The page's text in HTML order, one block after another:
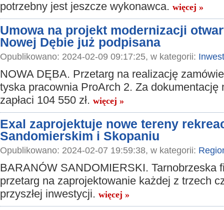
potrzebny jest jeszcze wykonawca. więcej »
Umowa na projekt modernizacji
Nowej Dębie już podpisana
Opublikowano: 2024-02-09 09:17:25, w kategorii:
NOWA DĘBA. Przetarg na realizację
tyska pracownia ProArch 2. Za dokumentację
zapłaci 104 550 zł. więcej »
Exal zaprojektuje nowe tereny
Sandomierskim i Skopaniu
Opublikowano: 2024-02-07 19:59:38, w kategorii:
BARANÓW SANDOMIERSKI. Tarnobrzeska
przetarg na zaprojektowanie każdej z trzech
przyszłej inwestycji. więcej »